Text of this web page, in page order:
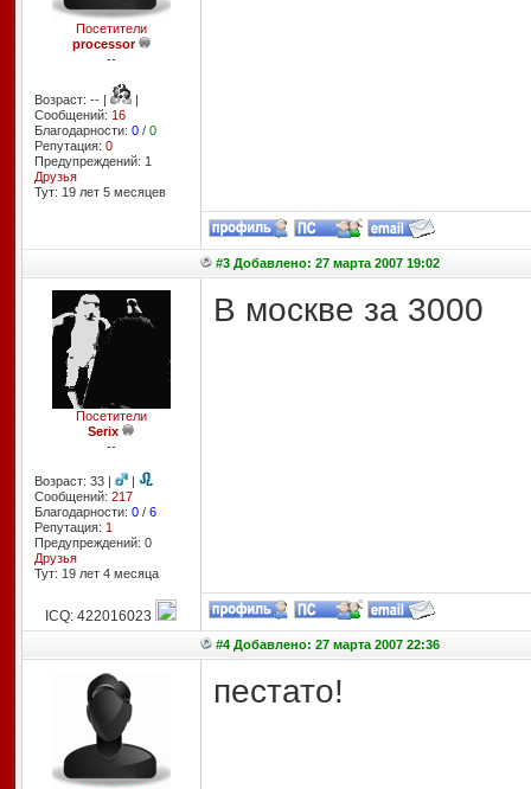
Посетители
processor
--
Возраст: -- |
|
Сообщений: 16
Благодарности: 0/ 0
Репутация: 0
Предупреждений: 1
Друзья
Тут: 19 лет 5 месяцев
#3 Добавлено: 27 марта 2007 19:02
Посетители
Serix
--
Возраст: 33 |
|
Сообщений: 217
Благодарности: 0/ 6
Репутация: 1
Предупреждений: 0
Друзья
Тут: 19 лет 4 месяцa
В москве за 3000
ICQ: 422016023
#4 Добавлено: 27 марта 2007 22:36
пестато!